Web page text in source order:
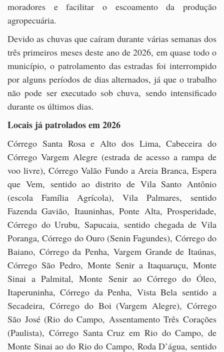
moradores e facilitar o escoamento da produção
agropecuária.
Devido as chuvas que caíram durante várias semanas dos
três primeiros meses deste ano de 2026, em quase todo o
município, o patrolamento das estradas foi interrompido
por alguns períodos de dias alternados, já que o trabalho
não pode ser executado sob chuva, sendo intensificado
durante os últimos dias.
Locais já patrolados em 2026
Córrego Santa Rosa e Alto dos Lima, Cabeceira do
Córrego Vargem Alegre (estrada de acesso a rampa de
voo livre), Córrego Valão Fundo a Areia Branca, Espera
que Vem, sentido ao distrito de Vila Santo Antônio
(escola Família Agrícola), Vila Palmares, sentido
Fazenda Gavião, Itauninhas, Ponte Alta, Prosperidade,
Córrego do Urubu, Sapucaia, sentido chegada de Vila
Poranga, Córrego do Ouro (Senin Fagundes), Córrego do
Baiano, Córrego da Penha, Vargem Grande de Itaúnas,
Córrego São Pedro, Monte Senir a Itaquaruçu, Monte
Sinai a Palmital, Monte Senir ao Córrego do Óleo,
Itaperuninha, Córrego da Penha, Vista Bela sentido a
Secadeira, Córrego do Boi (Vargem Alegre), Córrego
São José (Rio do Campo, Assentamento Três Corações
(Paulista), Córrego Santa Cruz em Rio do Campo, de
Monte Sinai ao do Rio do Campo, Roda D’água, sentido